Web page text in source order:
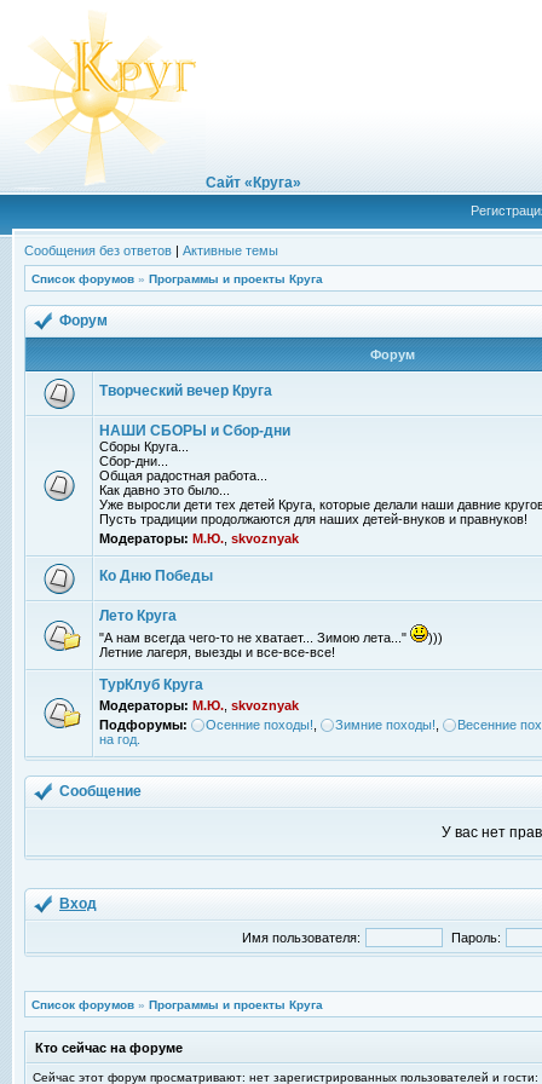
Сайт «Круга»
Сообщения без ответов | Активные темы
Список форумов » Программы и проекты Круга
Форум
Форум
Творческий вечер Круга
НАШИ СБОРЫ и Сбор-дни
Сборы Круга...
Сбор-дни...
Общая радостная работа...
Как давно это было...
Уже выросли дети тех детей Круга, которые делали наши давние
Пусть традиции продолжаются для наших детей-внуков и правнуков!
Модераторы: М.Ю. skvoznyak
Ко Дню Победы
Лето Круга
"А нам всегда чего-то не хватает... Зимою лета..."
)))
Летние лагеря, выезды и все-все-все!
ТурКлуб Круга
Модераторы: М.Ю. skvoznyak
Подфорумы:
Осенние походы! Зимние походы!
Весенние
на год.
Сообщение
У вас нет
Вход
Имя пользователя: Пароль:
Список форумов » Программы и проекты Круга
Кто сейчас на форуме
Сейчас этот форум просматривают: нет зарегистрированных пользователей и гости: